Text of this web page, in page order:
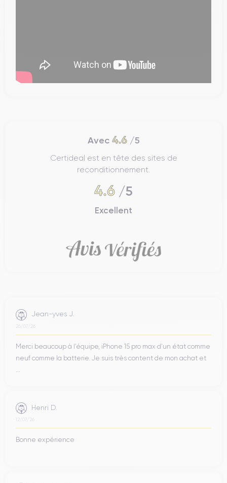
Avec 4.6/5
Certideal est en tête des sites de
reconditionnement.
4.6 /5
Excellent
Jean-yves J.
26/07/26
Merci beaucoup à l’équipe, iPhone 15 pro max d’un état comme
neuf comme la batterie. Je suis très content de mon achat et
Henri D.
12/07/26
Bonne expérience